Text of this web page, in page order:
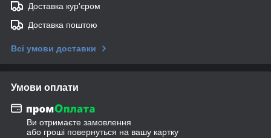
Доставка кур'єром
Доставка поштою
Всі умови доставки
Умови оплати
Ви отримаєте замовлення
або гроші повернуться на вашу картку